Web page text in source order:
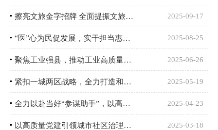
擦亮文旅金字招牌 全面提振文旅消费活力 2025-09-17
“医”心为民促发展，实干担当惠民生 全力推动卫生健康事业再上新台阶 2025-08-25
聚焦工业强县，推动工业高质量发展 2025-06-26
紧扣一城两区战略，全力打造和美小城镇 2025-05-19
全力以赴当好“参谋助手”，以高质量规划助推县域经济社会高质量发展 2025-04-23
以高质量党建引领城市社区治理提质增效 2025-03-18